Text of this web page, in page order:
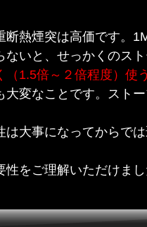
熱煙突は高価です。
ないと、せっかくのス
（1.5倍～２倍程度）使
大変なことです。スト
大事になってからでは
性をご理解いただけま